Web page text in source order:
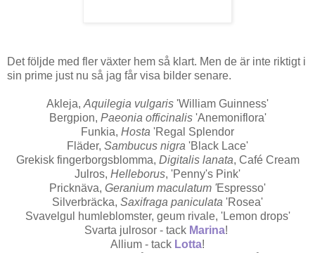
Det följde med fler växter hem så klart. Men de är inte riktigt i
sin prime just nu så jag får visa bilder senare.
Akleja, Aquilegia vulgaris 'William Guinness'
Bergpion, Paeonia officinalis'Anemoniflora'
Funkia, Hosta 'Regal Splendor
Fläder, Sambucus nigra 'Black Lace'
Grekisk fingerborgsblomma, Digitalis lanata, Café Cream
Julros, Helleborus, 'Penny's Pink'
Pricknäva, Geranium maculatum 'Espresso'
Silverbräcka, Saxifraga paniculata 'Rosea'
Svavelgul humleblomster, geum rivale, 'Lemon drops'
Svarta julrosor - tack Marina!
Allium - tack Lotta!